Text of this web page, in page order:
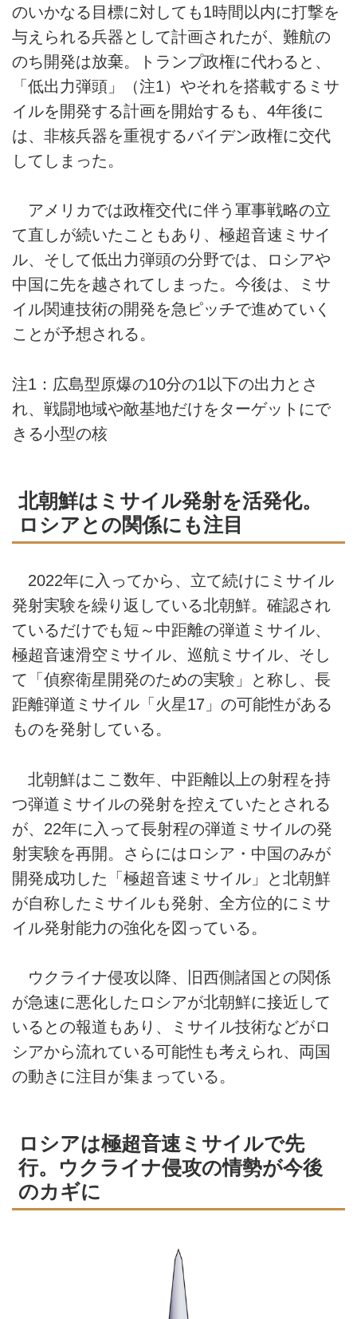
のいかなる目標に対しても1時間以内に打撃を
与えられる兵器として計画されたが、難航の
のち開発は放棄。トランプ政権に代わると、
「低出力弾頭」（注1）やそれを搭載するミサ
イルを開発する計画を開始するも、4年後に
は、非核兵器を重視するバイデン政権に交代
してしまった。
アメリカでは政権交代に伴う軍事戦略の立
て直しが続いたこともあり、極超音速ミサイ
ル、そして低出力弾頭の分野では、ロシアや
中国に先を越されてしまった。今後は、ミサ
イル関連技術の開発を急ピッチで進めていく
ことが予想される。
注1：広島型原爆の10分の1以下の出力とさ
れ、戦闘地域や敵基地だけをターゲットにで
きる小型の核
北朝鮮はミサイル発射を活発化。
ロシアとの関係にも注目
2022年に入ってから、立て続けにミサイル
発射実験を繰り返している北朝鮮。確認され
ているだけでも短～中距離の弾道ミサイル、
極超音速滑空ミサイル、巡航ミサイル、そし
て「偵察衛星開発のための実験」と称し、長
距離弾道ミサイル「火星17」の可能性がある
ものを発射している。
北朝鮮はここ数年、中距離以上の射程を持
つ弾道ミサイルの発射を控えていたとされる
が、22年に入って長射程の弾道ミサイルの発
射実験を再開。さらにはロシア・中国のみが
開発成功した「極超音速ミサイル」と北朝鮮
が自称したミサイルも発射、全方位的にミサ
イル発射能力の強化を図っている。
ウクライナ侵攻以降、旧西側諸国との関係
が急速に悪化したロシアが北朝鮮に接近して
いるとの報道もあり、ミサイル技術などがロ
シアから流れている可能性も考えられ、両国
の動きに注目が集まっている。
ロシアは極超音速ミサイルで先
行。ウクライナ侵攻の情勢が今後
のカギに